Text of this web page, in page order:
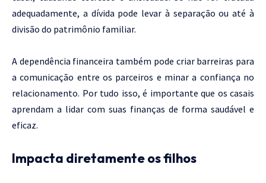
adequadamente, a dívida pode levar à separação ou até à
divisão do patrimônio familiar.
A dependência financeira também pode criar barreiras para
a comunicação entre os parceiros e minar a confiança no
relacionamento. Por tudo isso, é importante que os casais
aprendam a lidar com suas finanças de forma saudável e
eficaz.
Impacta diretamente os filhos